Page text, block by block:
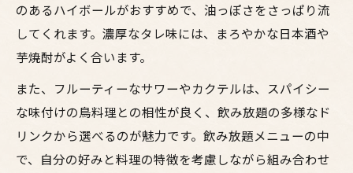
のあるハイボールがおすすめで、油っぽさをさっぱり流
してくれます。濃厚なタレ味には、まろやかな日本酒や
芋焼酎がよく合います。
また、フルーティーなサワーやカクテルは、スパイシー
な味付けの鳥料理との相性が良く、飲み放題の多様なド
リンクから選べるのが魅力です。飲み放題メニューの中
で、自分の好みと料理の特徴を考慮しながら組み合わせ